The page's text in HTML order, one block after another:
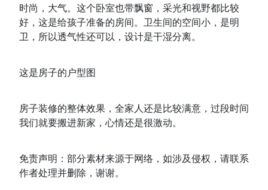
时尚，大气。这个卧室也带飘窗，采光和视野都比较
好，这是给孩子准备的房间。卫生间的空间小，是明
卫，所以透气性还可以，设计是干湿分离。
这是房子的户型图
房子装修的整体效果，全家人还是比较满意，过段时间
我们就要搬进新家，心情还是很激动。
免责声明：部分素材来源于网络，如涉及侵权，请联系
作者处理并删除，谢谢。